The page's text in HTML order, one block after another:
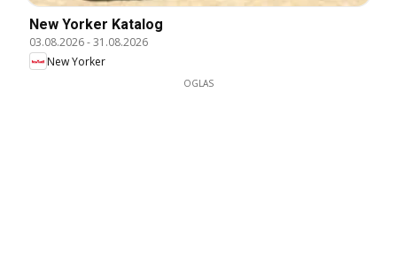
New Yorker Katalog
03.08.2026-31.08.2026
New Yorker
OGLAS